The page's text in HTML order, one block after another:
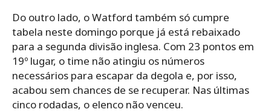
Do outro lado, o Watford também só cumpre
tabela neste domingo porque já está rebaixado
para a segunda divisão inglesa. Com 23 pontos em
19º lugar, o time não atingiu os números
necessários para escapar da degola e, por isso,
acabou sem chances de se recuperar. Nas últimas
cinco rodadas, o elenco não venceu.